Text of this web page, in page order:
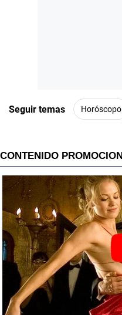
Seguir temas Horóscopo